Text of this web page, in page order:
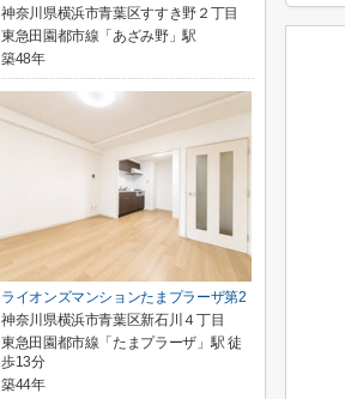
神奈川県横浜市青葉区すすき野２丁目
東急田園都市線「あざみ野」駅
築48年
ライオンズマンションたまプラーザ第2
神奈川県横浜市青葉区新石川４丁目
東急田園都市線「たまプラーザ」駅 徒
歩13分
築44年